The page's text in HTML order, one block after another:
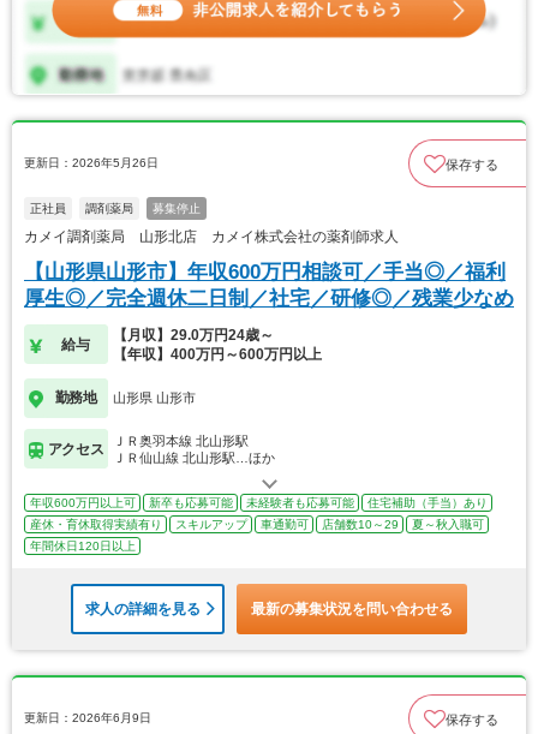
更新日：2026年5月26日 保存する
正社員 調剤薬局 募集停止
カメイ調剤薬局 山形北店 カメイ株式会社の薬剤師求人
【山形県山形市】年収600万円相談可／手当◎／福利
厚生◎／完全週休二日制／社宅／研修◎／残業少なめ
給与
【月収】29.0万円24歳～
【年収】400万円～600万円以上
勤務地 山形県 山形市
アクセス
ＪＲ奥羽本線 北山形駅
ＪＲ仙山線 北山形駅…ほか
年収600万円以上可 新卒も応募可能 未経験者も応募可能
住宅補助（手当）あり
産休・育休取得実績有り
スキルアップ 車通勤可 店舗数10～29
夏～秋入職可
年間休日120日以上
求人の詳細を見る 最新の募集状況を問い合わせる
更新日：2026年6月9日 保存する